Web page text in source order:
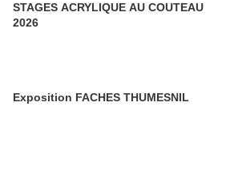
STAGES ACRYLIQUE AU COUTEAU
2026
Exposition FACHES THUMESNIL